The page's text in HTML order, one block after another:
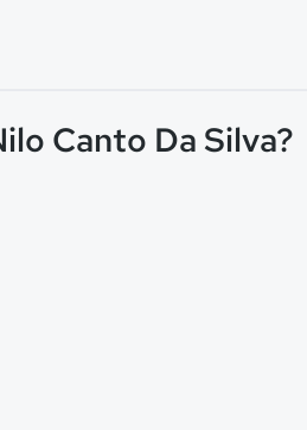
Canto Da Silva?